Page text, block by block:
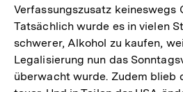
Verfassungszusatz keineswegs
Tatsächlich wurde es in vielen
schwerer, Alkohol zu kaufen,
Legalisierung nun das
überwacht wurde. Zudem blieb